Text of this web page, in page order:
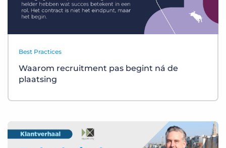
Best Practices
Waarom recruitment pas begint ná de
plaatsing